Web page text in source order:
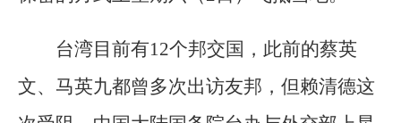
台湾目前有12个邦交国，此前的蔡英
文、马英九都曾多次出访友邦，但赖清德这